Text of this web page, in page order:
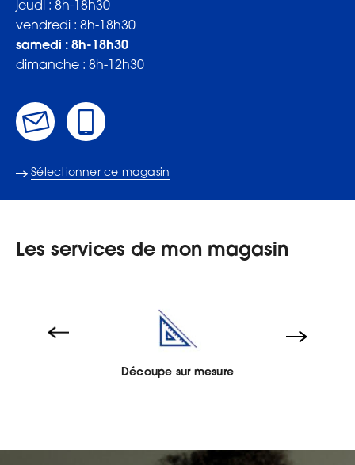
jeudi : 8h-18h30
vendredi : 8h-18h30
samedi : 8h-18h30
dimanche : 8h-12h30
Sélectionner ce magasin
Les services de mon magasin
Découpe sur mesure